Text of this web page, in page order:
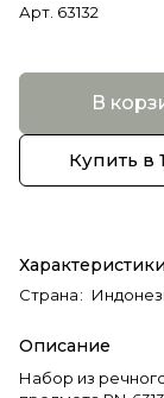
Арт. 63132
В
Купить в
Характеристики
Страна:
Описание
Набор из